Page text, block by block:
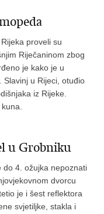
proveli su
Riječaninom zbog
je kako je u
Slavinj u Rijeci, otuđio
iz Rijeke.
u Grobniku
do 4. ožujka nepoznati
dvorcu
je i šest reflektora
svjetiljke, stakla i